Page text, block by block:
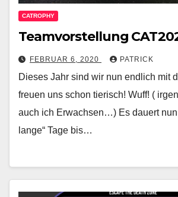
CATROPHY
Teamvorstellung
FEBRUAR 6, 2020 PATRICK
Dieses Jahr sind wir nun endlich mit
freuen uns schon tierisch! Wuff! (
auch ich Erwachsen…) Es dauert nun
lange“ Tage bis…